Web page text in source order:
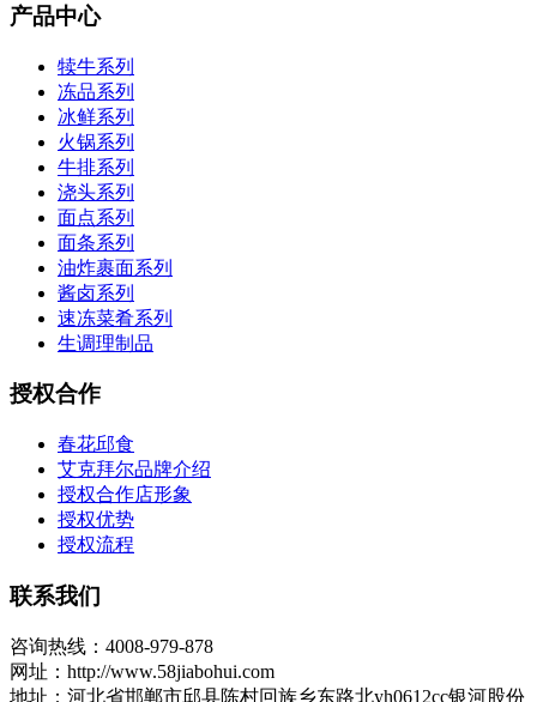
产品中心
犊牛系列
冻品系列
冰鲜系列
火锅系列
牛排系列
浇头系列
面点系列
面条系列
油炸裹面系列
酱卤系列
速冻菜肴系列
生调理制品
授权合作
春花邱食
艾克拜尔品牌介绍
授权合作店形象
授权优势
授权流程
联系我们
咨询热线：4008-979-878
网址：http://www.58jiabohui.com
地址：河北省邯郸市邱县陈村回族乡东路北yh0612cc银河股份